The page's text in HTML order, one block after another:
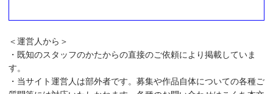
＜運営人から＞
・既知のスタッフのかたからの直接のご依頼により掲載していま
す。
・当サイト運営人は部外者です。募集や作品自体についての各種ご